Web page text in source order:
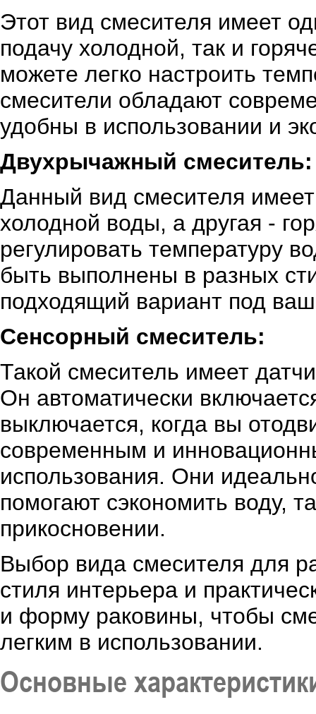
Этот вид смесителя имеет
подачу холодной, так и
можете легко настроить
смесители обладают
удобны в использовании и
Двухрычажный смеситель:
Данный вид смесителя имеет
холодной воды, а другая -
регулировать температуру
быть выполнены в разных
подходящий вариант под
Сенсорный смеситель:
Такой смеситель имеет
Он автоматически
выключается, когда вы
современным и
использования. Они
помогают сэкономить воду,
прикосновении.
Выбор вида смесителя для
стиля интерьера и
и форму раковины, чтобы
легким в использовании.
Основные